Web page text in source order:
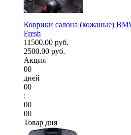
Коврики салона (кожаные)
Fresh
11500.00 руб.
2500.00 руб.
Акция
00
дней
00
:
00
00
Товар дня